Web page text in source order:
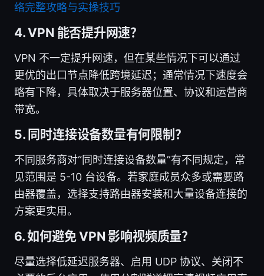
络完整攻略与实操技巧
4. VPN 能否提升网速？
VPN 不一定提升网速，但在某些情况下可以通过
更优的出口节点降低跨境延迟；通常情况下速度会
略有下降，具体取决于服务器位置、协议和运营商
带宽。
5. 同时连接设备数量有何限制？
不同服务商对“同时连接设备数量”有不同规定，常
见范围是 5-10 台设备。若家庭成员众多或需要路
由器覆盖，选择支持路由器安装和大量设备连接的
方案更实用。
6. 如何避免 VPN 影响视频质量？
尽量选择低延迟服务器、启用 UDP 协议、关闭不